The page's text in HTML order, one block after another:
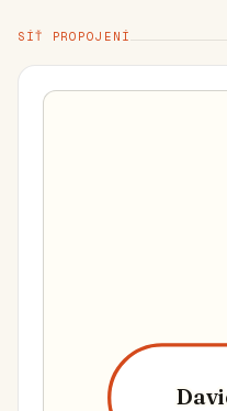
SÍŤ PROPOJENÍ